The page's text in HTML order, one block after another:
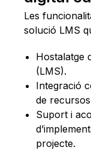
Les
solució LMS
Hostalatge
(LMS).
Integració
de
Suport i
projecte.